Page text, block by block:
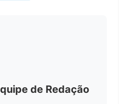
de Redação